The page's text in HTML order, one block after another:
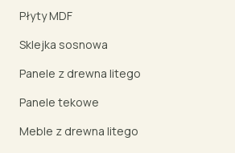
Płyty MDF
Sklejka sosnowa
Panele z drewna litego
Panele tekowe
Meble z drewna litego